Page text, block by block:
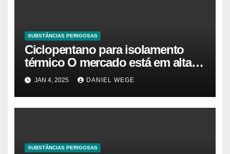
SUBSTÂNCIAS PERIGOSAS
Ciclopentano para isolamento
térmico O mercado está em alta
agora. Vamos entender o
tamanho do mercado, a
participação e a previsão até 2032
JAN 4, 2025 DANIEL WEGE
SUBSTÂNCIAS PERIGOSAS